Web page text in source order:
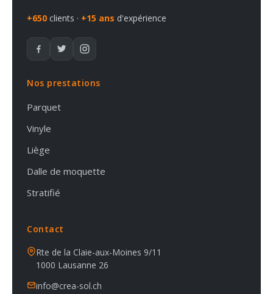
+650 clients · +15 ans d'expérience
Nos prestations
Parquet
Vinyle
Liège
Dalle de moquette
Stratifié
Contact
Rte de la Claie-aux-Moines 9/11
1000 Lausanne 26
info@crea-sol.ch